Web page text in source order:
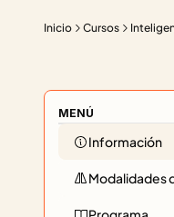
Inicio Cursos
MENÚ
Información
Modalidades